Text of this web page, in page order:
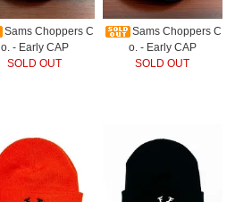
Sams Choppers C
o. - Early CAP
SOLD OUT
Sams Choppers C
o. - Early CAP
SOLD OUT